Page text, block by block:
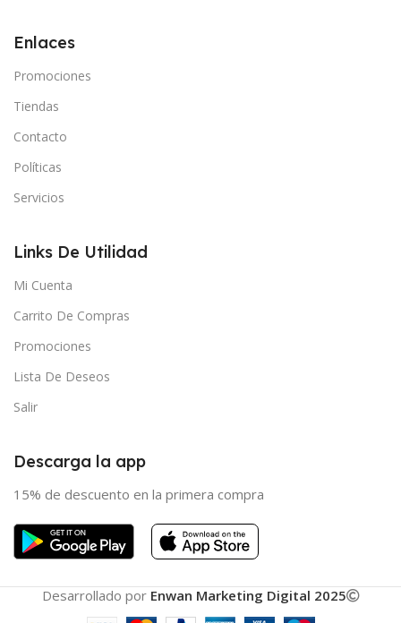
Enlaces
Promociones
Tiendas
Contacto
Políticas
Servicios
Links De Utilidad
Mi Cuenta
Carrito De Compras
Promociones
Lista De Deseos
Salir
Descarga la app
15% de descuento en la primera compra
Desarrollado por Enwan Marketing Digital 2025